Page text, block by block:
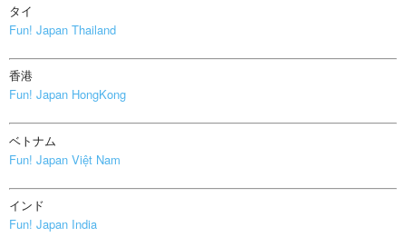
タイ
Fun! Japan Thailand
香港
Fun! Japan HongKong
ベトナム
Fun! Japan Việt Nam
インド
Fun! Japan India